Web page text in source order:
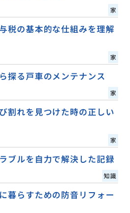
家
税の基本的な仕組みを理解
家
探る戸車のメンテナンス
家
割れを見つけた時の正しい
家
ブルを自力で解決した記録
知識
暮らすための防音リフォー